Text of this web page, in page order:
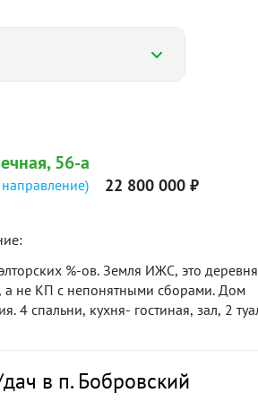
ИЖС. 25 соток земли. 450 кв. м. 8
под ключ, частично по
дома твинблок.
6 500 000
23 800 000
56-а
22 800 000 ₽
%-ов. Земля ИЖС, это деревня
а не КП с непонятными сборами. Дом
спальни, кухня- гостиная, зал, 2
гараж на 2 большие машины,
Остается все! мебель, техника,
кустарников, ягод, земля
в п. Бобровский